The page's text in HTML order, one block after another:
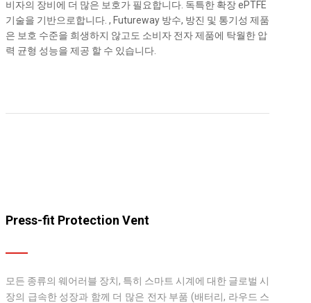
비자의 장비에 더 많은 보호가 필요합니다. 독특한 확장 ePTFE
기술을 기반으로합니다. , Futureway 방수, 방진 및 통기성 제품
은 보호 수준을 희생하지 않고도 소비자 전자 제품에 탁월한 압
력 균형 성능을 제공 할 수 있습니다.
Press-fit Protection Vent
모든 종류의 웨어러블 장치, 특히 스마트 시계에 대한 글로벌 시
장의 급속한 성장과 함께 더 많은 전자 부품 (배터리, 라우드 스